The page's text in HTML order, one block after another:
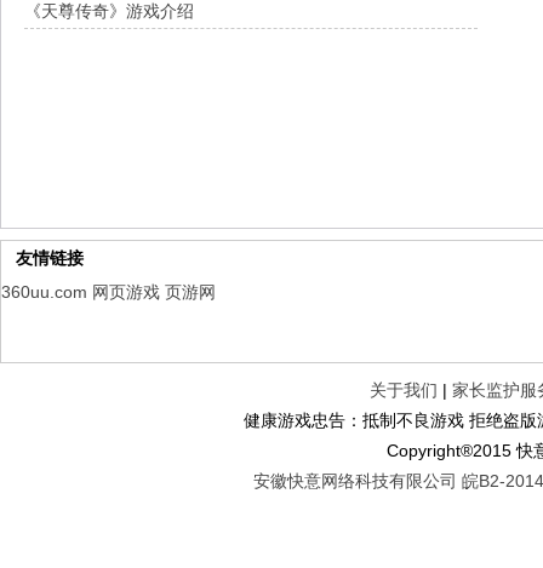
灵魂契约
每日新服
权力的游戏
新服新服 今日 9:00
《天尊传奇》游戏介绍
友情链接
360uu.com 网页游戏 页游网
关于我们 | 家长监护服
健康游戏忠告：抵制不良游戏 拒绝盗
Copyright®2015 快
安徽快意网络科技有限公司 皖B2-